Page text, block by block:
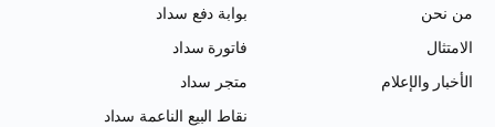
من نحن
الامتثال
الأخبار والإعلام
بوابة دفع سداد
فاتورة سداد
متجر سداد
نقاط البيع الناعمة سداد